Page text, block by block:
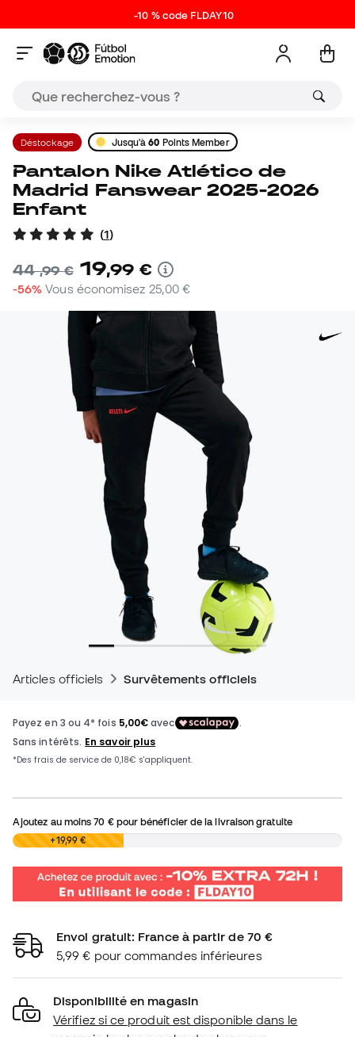
-10 % code FLDAY10
Déstockage Jusqu'à60 Points Member
Pantalon Nike Atlético de
Madrid Fanswear 2025-2026
Enfant
(1)
44,99 € 19,99 €
-56% Vous économisez 25,00 €
Articles officiels Survêtements officiels
Ajoutez au moins70 €pour bénéficier de la livraison gratuite
0,00 € +19,99 €
Envoi gratuit: France à partir de 70 €
5,99 € pour commandes inférieures
Disponibilité en magasin
Vérifiez si ce produit est disponible dans le